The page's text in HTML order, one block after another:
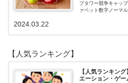
プタワー競争キャッ
ァベット数字ノーマ
2024.03.22
【人気ランキング】
【人気ランキン
エーション・ゲー